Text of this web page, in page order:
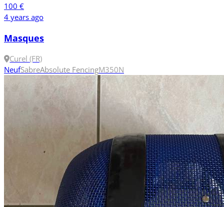
100 €
4 years ago
Masques
Curel (FR)
NeufSabreAbsolute FencingM350N